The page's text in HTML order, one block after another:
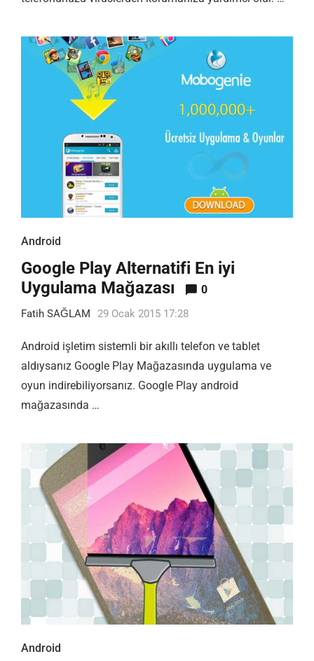
Android
Google Play Alternatifi En iyi
Uygulama Mağazası
0
Fatih SAĞLAM 29 Ocak 2015 17:28
Android işletim sistemli bir akıllı telefon ve tablet
aldıysanız Google Play Mağazasında uygulama ve
oyun indirebiliyorsanız. Google Play android
mağazasında …
Android